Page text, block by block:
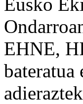
EHNE,